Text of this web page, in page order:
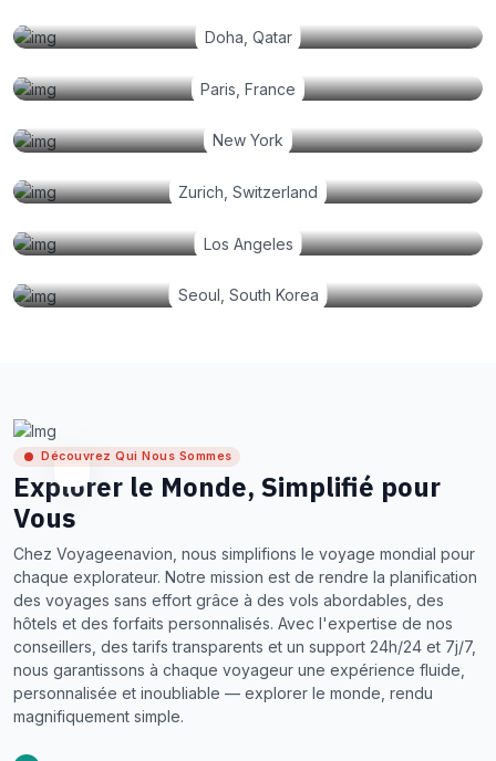
Doha, Qatar
Paris, France
New York
Zurich, Switzerland
Los Angeles
Seoul, South Korea
Découvrez Qui Nous Sommes
Explorer le Monde, Simplifié pour
Vous
Chez Voyageenavion, nous simplifions le voyage mondial pour
chaque explorateur. Notre mission est de rendre la planification
des voyages sans effort grâce à des vols abordables, des
hôtels et des forfaits personnalisés. Avec l'expertise de nos
conseillers, des tarifs transparents et un support 24h/24 et 7j/7,
nous garantissons à chaque voyageur une expérience fluide,
personnalisée et inoubliable — explorer le monde, rendu
magnifiquement simple.